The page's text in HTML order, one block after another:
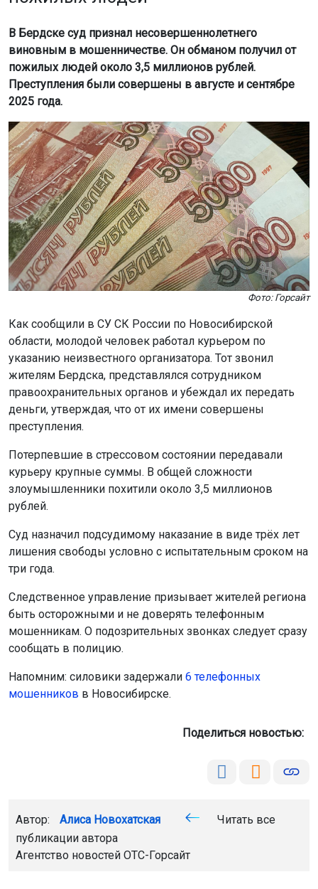
В Бердске суд признал несовершеннолетнего
виновным в мошенничестве. Он обманом получил от
пожилых людей около 3,5 миллионов рублей.
Преступления были совершены в августе и сентябре
2025 года.
Фото: Горсайт
Как сообщили в СУ СК России по Новосибирской
области, молодой человек работал курьером по
указанию неизвестного организатора. Тот звонил
жителям Бердска, представлялся сотрудником
правоохранительных органов и убеждал их передать
деньги, утверждая, что от их имени совершены
преступления.
Потерпевшие в стрессовом состоянии передавали
курьеру крупные суммы. В общей сложности
злоумышленники похитили около 3,5 миллионов
рублей.
Суд назначил подсудимому наказание в виде трёх лет
лишения свободы условно с испытательным сроком на
три года.
Следственное управление призывает жителей региона
быть осторожными и не доверять телефонным
мошенникам. О подозрительных звонках следует сразу
сообщать в полицию.
Напомним: силовики задержали 6 телефонных
мошенников в Новосибирске.
Поделиться новостью:
Автор: Алиса Новохатская
Читать все
публикации автора
Агентство новостей ОТС-Горсайт